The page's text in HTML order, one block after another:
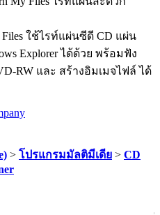
ใช้ไรท์แผ่นซีดี CD แผ่น
Explorer ได้ด้วย พร้อมฟัง
RW และ สร้างอิมเมจไฟล์ ได้
> โปรแกรมมัลติมีเดีย > CD